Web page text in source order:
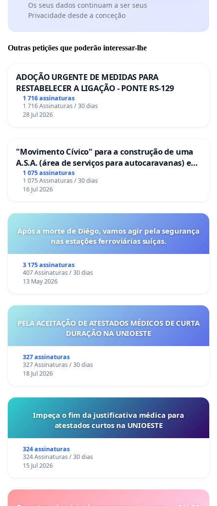
Os seus dados continuam a ser seus
Privacidade desde a conceção
Outras petições que poderão interessar-lhe
ADOÇÃO URGENTE DE MEDIDAS PARA
RESTABELECER A LIGAÇÃO - PONTE RS-129
1 716 assinaturas
1 716 Assinaturas / 30 dias
28 Jul 2026
"Movimento Cívico" para a construção de uma
A.S.A. (área de serviços para autocaravanas) em
Coimbra
1 075 assinaturas
1 075 Assinaturas / 30 dias
16 Jul 2026
Após a morte de Diégo, vamos agir pela segurança
nas estações ferroviárias suíças.
3 175 assinaturas
407 Assinaturas / 30 dias
13 May 2026
PELA ACEITAÇÃO DE ATESTADOS MÉDICOS DE CURTA
DURAÇÃO NA UNIOESTE
327 assinaturas
327 Assinaturas / 30 dias
18 Jul 2026
Impeça o fim da justificativa médica para
atestados curtos na UNIOESTE
324 assinaturas
324 Assinaturas / 30 dias
15 Jul 2026